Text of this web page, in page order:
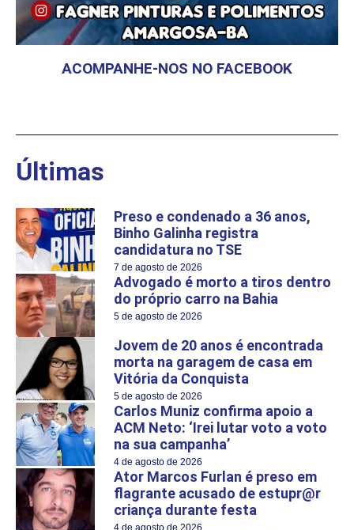
ACOMPANHE-NOS NO FACEBOOK
Últimas
Preso e condenado a 36 anos,
Binho Galinha registra
candidatura no TSE
7 de agosto de 2026
Advogado é morto a tiros dentro
do próprio carro na Bahia
5 de agosto de 2026
Jovem de 20 anos é encontrada
morta na garagem de casa em
Vitória da Conquista
5 de agosto de 2026
Carlos Muniz confirma apoio a
ACM Neto: ‘Irei lutar voto a voto
na sua campanha’
4 de agosto de 2026
Ator Marcos Furlan é preso em
flagrante acusado de estupr@r
criança durante festa